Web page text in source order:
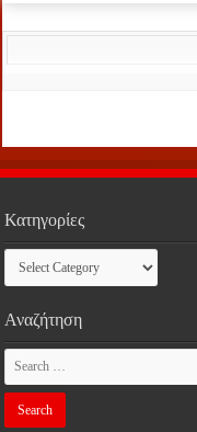
Κατηγορίες
Κατηγορίες
Αναζήτηση